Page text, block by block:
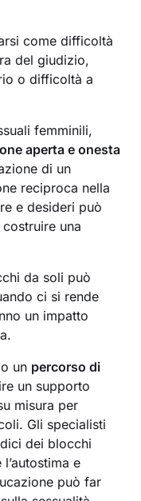
come difficoltà
del giudizio,
o difficoltà a
femminili,
aperta e onesta
di un
reciproca nella
e desideri può
una
da soli può
ci si rende
un impatto
o un percorso di
un supporto
misura per
Gli specialisti
dei blocchi
e
può far